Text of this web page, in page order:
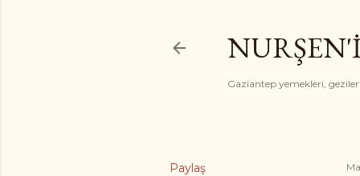
Gaziantep yemekleri,
Paylaş